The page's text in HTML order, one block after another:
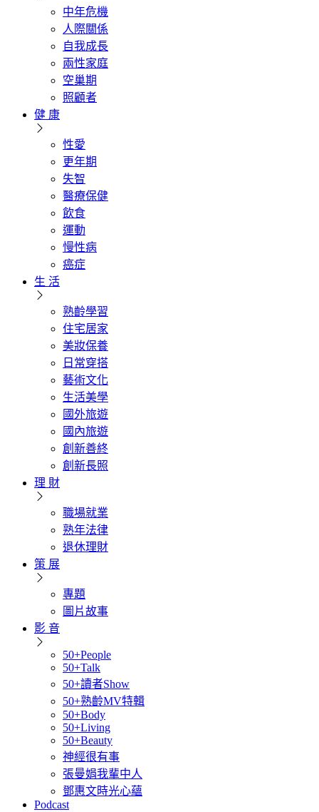
中年危機
人際關係
自我成長
兩性家庭
空巢期
照顧者
健 康
性愛
更年期
失智
醫療保健
飲食
運動
慢性病
癌症
生 活
熟齡學習
住宅居家
美妝保養
日常穿搭
藝術文化
生活美學
國外旅遊
國內旅遊
創新善終
創新長照
理 財
職場就業
熟年法律
退休理財
策 展
專題
圖片故事
影 音
50+People
50+Talk
50+讀者Show
50+熟齡MV特輯
50+Body
50+Living
50+Beauty
神經很有事
張曼娟我輩中人
鄧惠文時光心蘊
Podcast